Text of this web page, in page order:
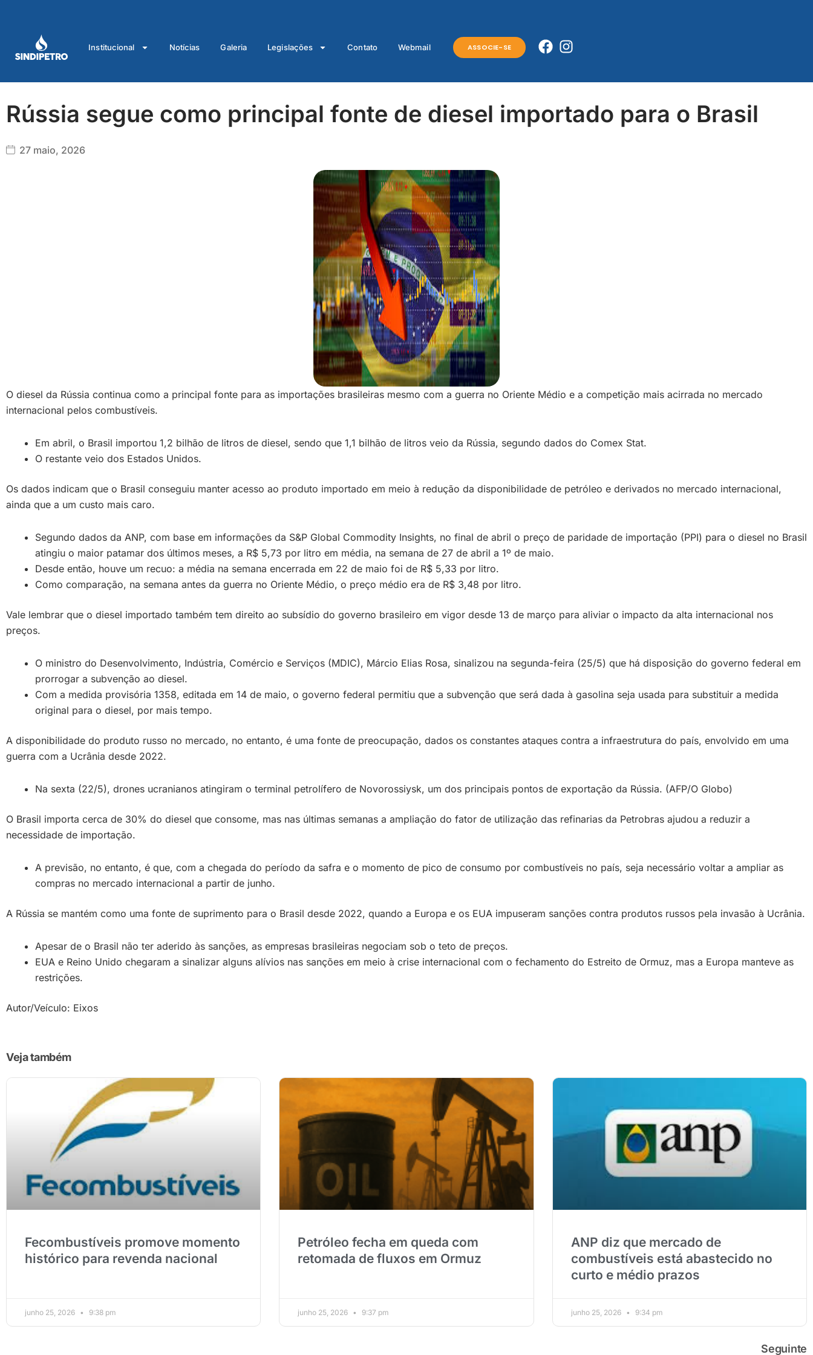
conteúdo
Institucional Notícias Galeria Legislações Contato Webmail ASSOCIE-SE Facebook
Instagram
Rússia segue como principal fonte de diesel importado para o Brasil
27 maio, 2026
O diesel da Rússia continua como a principal fonte para as importações brasileiras mesmo com a guerra no Oriente Médio e a competição mais acirrada no mercado
internacional pelos combustíveis.
Em abril, o Brasil importou 1,2 bilhão de litros de diesel, sendo que 1,1 bilhão de litros veio da Rússia, segundo dados do Comex Stat.
O restante veio dos Estados Unidos.
Os dados indicam que o Brasil conseguiu manter acesso ao produto importado em meio à redução da disponibilidade de petróleo e derivados no mercado internacional,
ainda que a um custo mais caro.
Segundo dados da ANP, com base em informações da S&P Global Commodity Insights, no final de abril o preço de paridade de importação (PPI) para o diesel no Brasil
atingiu o maior patamar dos últimos meses, a R$ 5,73 por litro em média, na semana de 27 de abril a 1º de maio.
Desde então, houve um recuo: a média na semana encerrada em 22 de maio foi de R$ 5,33 por litro.
Como comparação, na semana antes da guerra no Oriente Médio, o preço médio era de R$ 3,48 por litro.
Vale lembrar que o diesel importado também tem direito ao subsídio do governo brasileiro em vigor desde 13 de março para aliviar o impacto da alta internacional nos
preços.
O ministro do Desenvolvimento, Indústria, Comércio e Serviços (MDIC), Márcio Elias Rosa, sinalizou na segunda-feira (25/5) que há disposição do governo federal em
prorrogar a subvenção ao diesel.
Com a medida provisória 1358, editada em 14 de maio, o governo federal permitiu que a subvenção que será dada à gasolina seja usada para substituir a medida
original para o diesel, por mais tempo.
A disponibilidade do produto russo no mercado, no entanto, é uma fonte de preocupação, dados os constantes ataques contra a infraestrutura do país, envolvido em uma
guerra com a Ucrânia desde 2022.
Na sexta (22/5), drones ucranianos atingiram o terminal petrolífero de Novorossiysk, um dos principais pontos de exportação da Rússia. (AFP/O Globo)
O Brasil importa cerca de 30% do diesel que consome, mas nas últimas semanas a ampliação do fator de utilização das refinarias da Petrobras ajudou a reduzir a
necessidade de importação.
A previsão, no entanto, é que, com a chegada do período da safra e o momento de pico de consumo por combustíveis no país, seja necessário voltar a ampliar as
compras no mercado internacional a partir de junho.
A Rússia se mantém como uma fonte de suprimento para o Brasil desde 2022, quando a Europa e os EUA impuseram sanções contra produtos russos pela invasão à Ucrânia.
Apesar de o Brasil não ter aderido às sanções, as empresas brasileiras negociam sob o teto de preços.
EUA e Reino Unido chegaram a sinalizar alguns alívios nas sanções em meio à crise internacional com o fechamento do Estreito de Ormuz, mas a Europa manteve as
restrições.
Autor/Veículo: Eixos
Veja também
Fecombustíveis promove momento
histórico para revenda nacional
junho 25, 2026 9:38 pm
Petróleo fecha em queda com
retomada de fluxos em Ormuz
junho 25, 2026 9:37 pm
ANP diz que mercado de
combustíveis está abastecido no
curto e médio prazos
junho 25, 2026 9:34 pm
Seguinte